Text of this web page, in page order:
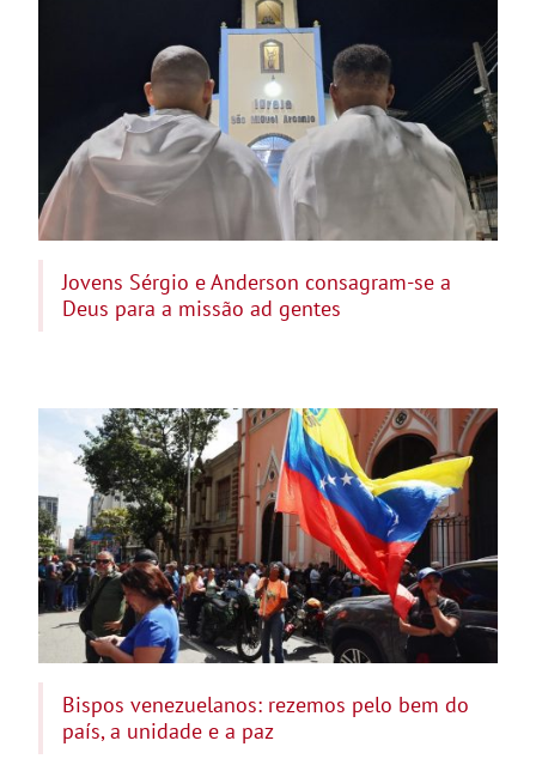
Jovens Sérgio e Anderson consagram-se a
Deus para a missão ad gentes
Bispos venezuelanos: rezemos pelo bem do
país, a unidade e a paz